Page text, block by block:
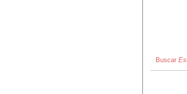
Buscar